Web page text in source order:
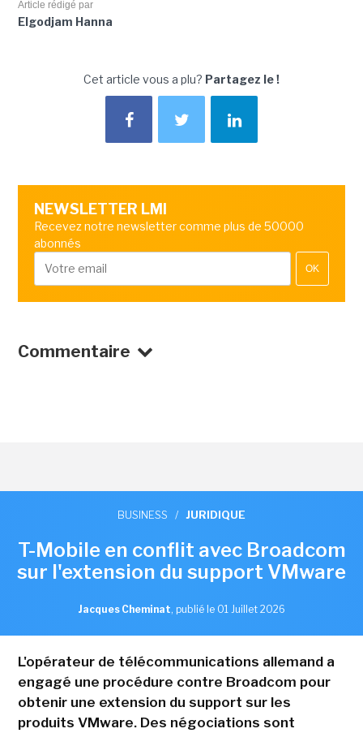
Article rédigé par
Elgodjam Hanna
Cet article vous a plu? Partagez le !
NEWSLETTER LMI
Recevez notre newsletter comme plus de 50000
abonnés
OK
Commentaire
BUSINESS / JURIDIQUE
T-Mobile en conflit avec Broadcom
sur l'extension du support VMware
Jacques Cheminat, publié le 01 Juillet 2026
L'opérateur de télécommunications allemand a
engagé une procédure contre Broadcom pour
obtenir une extension du support sur les
produits VMware. Des négociations sont